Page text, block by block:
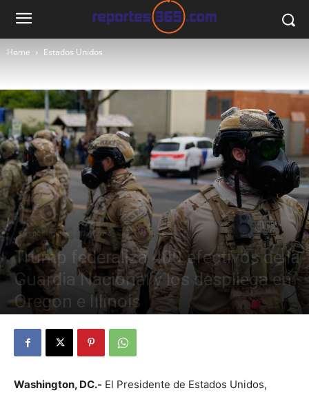
Home Estados Unidos
Estados Unidos Gobierno
Trump federaliza 400 efectivos de la
Guardia Nacional y los despliega en
Oregon e Illinois
Washington, DC.- El Presidente de Estados Unidos,